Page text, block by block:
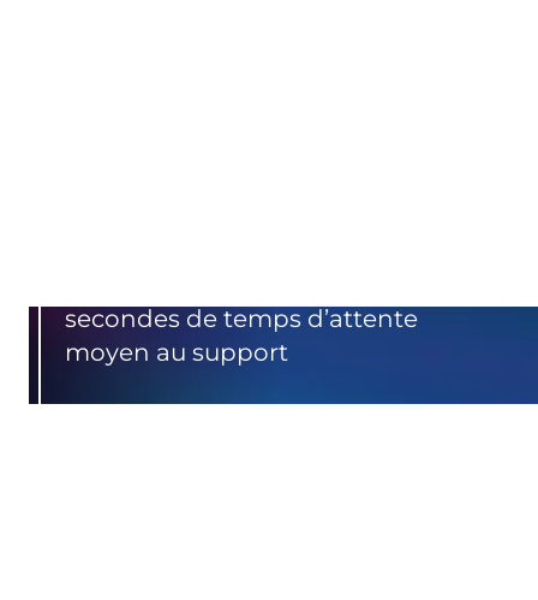
secondes de temps d’attente
moyen au support
%